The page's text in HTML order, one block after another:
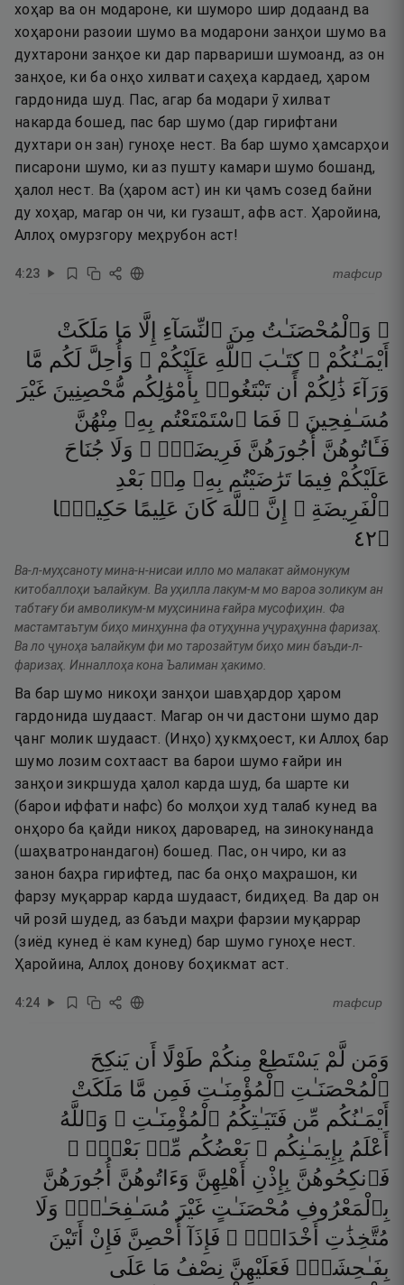
хоҳар ва он модароне, ки шуморо шир додаанд ва
хоҳарони разоии шумо ва модарони занҳои шумо ва
духтарони занҳое ки дар парвариши шумоанд, аз он
занҳое, ки ба онҳо хилвати саҳеҳа кардаед, ҳаром
гардонида шуд. Пас, агар ба модари ӯ хилват
накарда бошед, пас бар шумо (дар гирифтани
духтари он зан) гуноҳе нест. Ва бар шумо ҳамсарҳои
писарони шумо, ки аз пушту камари шумо бошанд,
ҳалол нест. Ва (ҳаром аст) ин ки ҷамъ созед байни
ду хоҳар, магар он чи, ки гузашт, афв аст. Ҳаройина,
Аллоҳ омурзгору меҳрубон аст!
4:23 тафсир
۞ وَٱلْمُحْصَنَـٰتُ مِنَ ٱلنِّسَآءِ إِلَّا مَا مَلَكَتْ
أَيْمَـٰنُكُمْ ۖ كِتَـٰبَ ٱللَّهِ عَلَيْكُمْ ۚ وَأُحِلَّ لَكُم مَّا
وَرَآءَ ذَٰلِكُمْ أَن تَبْتَغُوا۟ بِأَمْوَٰلِكُم مُّحْصِنِينَ غَيْرَ
مُسَـٰفِحِينَ ۚ فَمَا ٱسْتَمْتَعْتُم بِهِۦ مِنْهُنَّ
فَـَٔاتُوهُنَّ
أُجُورَهُنَّ فَرِيضَةًۭ ۚ وَلَا جُنَاحَ
عَلَيْكُمْ فِيمَا تَرَٰضَيْتُم بِهِۦ مِنۢ بَعْدِ
ٱلْفَرِيضَةِ ۚ
إِنَّ ٱللَّهَ كَانَ عَلِيمًا حَكِيمًۭا
۝٢٤
Ва-л-муҳсаноту мина-н-нисаи илло мо малакат аймонукум
китобаллоҳи ъалайкум. Ва уҳилла лакум-м мо вароа золикум ан
табтағу би амволикум-м муҳсинина ғайра мусофиҳин. Фа
мастамтаътум биҳо минҳунна фа отуҳунна уҷураҳунна фаризаҳ.
Ва ло ҷуноҳа ъалайкум фи мо тарозайтум биҳо мин баъди-л-
фаризаҳ. Инналлоҳа кона Ъалиман ҳакимо.
Ва бар шумо никоҳи занҳои шавҳардор ҳаром
гардонида шудааст. Магар он чи дастони шумо дар
ҷанг молик шудааст. (Инҳо) ҳукмҳоест, ки Аллоҳ бар
шумо лозим сохтааст ва барои шумо ғайри ин
занҳои зикршуда ҳалол карда шуд, ба шарте ки
(барои иффати нафс) бо молҳои худ талаб кунед ва
онҳоро ба қайди никоҳ дароваред, на зинокунанда
(шаҳватронандагон) бошед. Пас, он чиро, ки аз
занон баҳра гирифтед, пас ба онҳо маҳрашон, ки
фарзу муқаррар карда шудааст, бидиҳед. Ва дар он
чӣ розӣ шудед, аз баъди маҳри фарзии муқаррар
(зиёд кунед ё кам кунед) бар шумо гуноҳе нест.
Ҳаройина, Аллоҳ донову боҳикмат аст.
4:24 тафсир
وَمَن لَّمْ يَسْتَطِعْ مِنكُمْ طَوْلًا أَن يَنكِحَ
ٱلْمُحْصَنَـٰتِ ٱلْمُؤْمِنَـٰتِ فَمِن مَّا مَلَكَتْ
أَيْمَـٰنُكُم مِّن فَتَيَـٰتِكُمُ ٱلْمُؤْمِنَـٰتِ ۚ وَٱللَّهُ
أَعْلَمُ بِإِيمَـٰنِكُم ۚ بَعْضُكُم مِّنۢ بَعْضٍۢ ۚ
فَٱنكِحُوهُنَّ بِإِذْنِ أَهْلِهِنَّ وَءَاتُوهُنَّ
أُجُورَهُنَّ
بِٱلْمَعْرُوفِ مُحْصَنَـٰتٍ غَيْرَ مُسَـٰفِحَـٰتٍۢ وَلَا
مُتَّخِذَٰتِ
أَخْدَانٍۢ ۚ فَإِذَآ أُحْصِنَّ فَإِنْ أَتَيْنَ
بِفَـٰحِشَةٍۢ فَعَلَيْهِنَّ نِصْفُ مَا عَلَى